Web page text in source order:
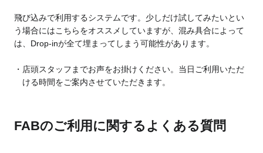
飛び込みで利用するシステムです。少しだけ試してみたいとい
う場合にはこちらをオススメしていますが、混み具合によって
は、Drop-inが全て埋まってしまう可能性があります。
店頭スタッフまでお声をお掛けください。当日ご利用いただ
ける時間をご案内させていただきます。
FABのご利用に関するよくある質問